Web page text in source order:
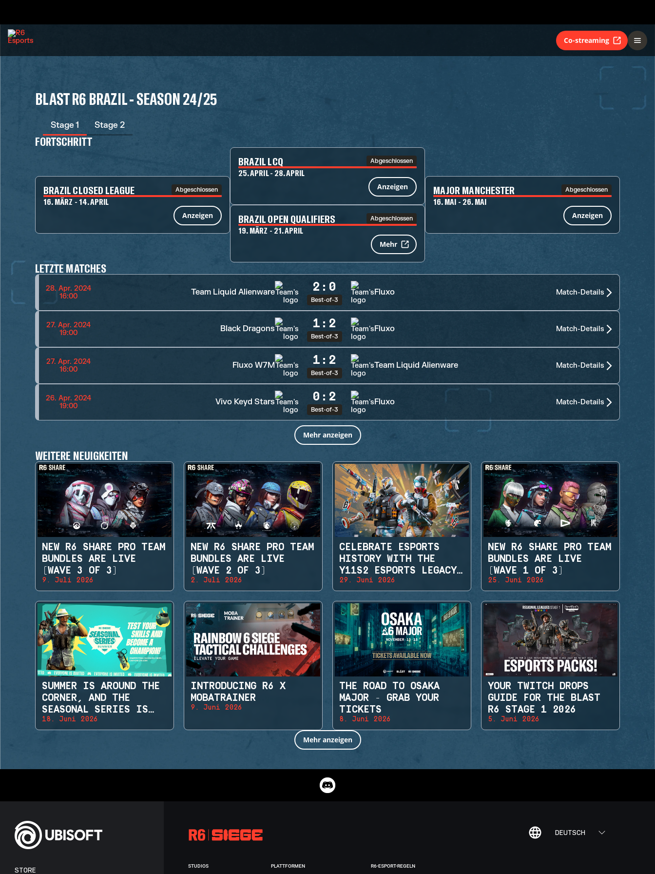
Co-streaming
BLAST R6 BRAZIL - SEASON 24/25
Stage 1 Stage 2
FORTSCHRITT
BRAZIL CLOSED LEAGUE Abgeschlossen
16. MÄRZ - 14. APRIL
Anzeigen
BRAZIL LCQ Abgeschlossen
25. APRIL - 28. APRIL
Anzeigen
BRAZIL OPEN QUALIFIERS Abgeschlossen
19. MÄRZ - 21. APRIL
Mehr
MAJOR MANCHESTER Abgeschlossen
16. MAI - 26. MAI
Anzeigen
LETZTE MATCHES
28. Apr. 2024
16:00
Team Liquid Alienware 2 : 0
Best-of-3
Fluxo Match-Details
27. Apr. 2024
19:00
Black Dragons 1 : 2
Best-of-3
Fluxo Match-Details
27. Apr. 2024
16:00
Fluxo W7M 1 : 2
Best-of-3
Team Liquid Alienware Match-Details
26. Apr. 2024
19:00
Vivo Keyd Stars 0 : 2
Best-of-3
Fluxo Match-Details
Mehr anzeigen
WEITERE NEUIGKEITEN
NEW R6 SHARE PRO TEAM
BUNDLES ARE LIVE
(WAVE 3 OF 3)
9. Juli 2026
NEW R6 SHARE PRO TEAM
BUNDLES ARE LIVE
(WAVE 2 OF 3)
2. Juli 2026
CELEBRATE ESPORTS
HISTORY WITH THE
Y11S2 ESPORTS LEGACY
SETS
29. Juni 2026
NEW R6 SHARE PRO TEAM
BUNDLES ARE LIVE
(WAVE 1 OF 3)
25. Juni 2026
SUMMER IS AROUND THE
CORNER, AND THE
SEASONAL SERIES IS
BACK!
18. Juni 2026
INTRODUCING R6 X
MOBATRAINER
9. Juni 2026
THE ROAD TO OSAKA
MAJOR - GRAB YOUR
TICKETS
8. Juni 2026
YOUR TWITCH DROPS
GUIDE FOR THE BLAST
R6 STAGE 1 2026
5. Juni 2026
Mehr anzeigen
DEUTSCH
STORE
STUDIOS PLATTFORMEN R6-ESPORT-REGELN